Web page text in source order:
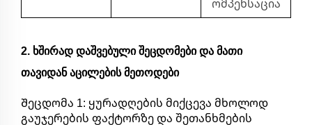
ომპენსაცია
2. ხშირად დაშვებული შეცდომები და მათი
თავიდან აცილების მეთოდები
Შეცდომა 1: ყურადღების მიქცევა მხოლოდ
გაუჯერების ფაქტორზე და შეთანხმების